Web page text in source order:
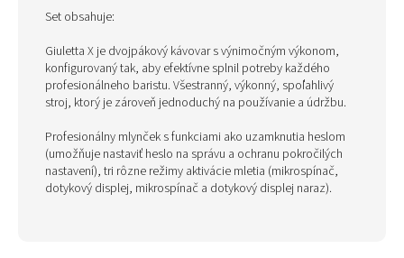
Set obsahuje:
Giuletta X je dvojpákový kávovar s výnimočným výkonom,
konfigurovaný tak, aby efektívne splnil potreby každého
profesionálneho baristu. Všestranný, výkonný, spoľahlivý
stroj, ktorý je zároveň jednoduchý na používanie a údržbu.
Profesionálny mlynček s funkciami ako uzamknutia heslom
(umožňuje nastaviť heslo na správu a ochranu pokročilých
nastavení), tri rôzne režimy aktivácie mletia (mikrospínač,
dotykový displej, mikrospínač a dotykový displej naraz).